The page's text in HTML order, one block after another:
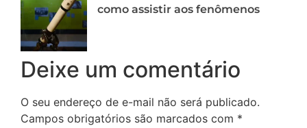
como assistir aos fenômenos
Deixe um comentário
O seu endereço de e-mail não será publicado.
Campos obrigatórios são marcados com *